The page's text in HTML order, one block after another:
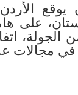
الأردن
على
الجولة،
في مجالات